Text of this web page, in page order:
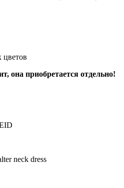
цветов
она приобретается отдельно!
neck dress